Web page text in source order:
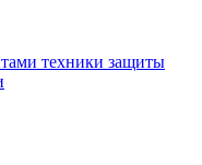
техники защиты